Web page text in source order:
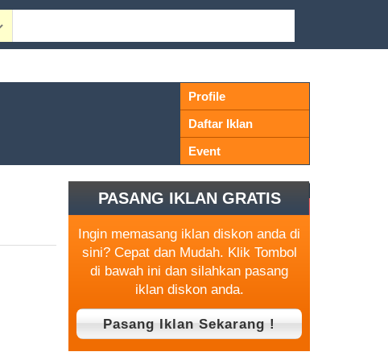
Profile
Daftar Iklan
Event
PASANG IKLAN GRATIS
Ingin memasang iklan diskon anda di
sini? Cepat dan Mudah. Klik Tombol
di bawah ini dan silahkan pasang
iklan diskon anda.